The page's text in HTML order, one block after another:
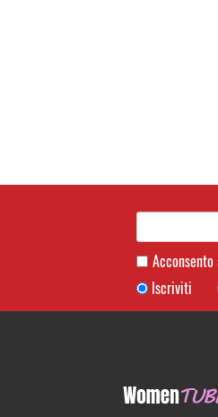
Iscriviti
WomenTUBE